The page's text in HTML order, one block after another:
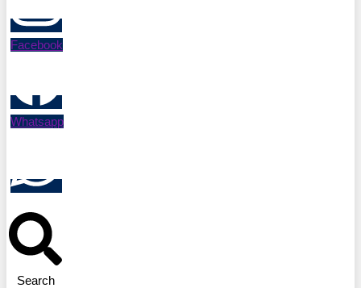
Facebook
Whatsapp
Search